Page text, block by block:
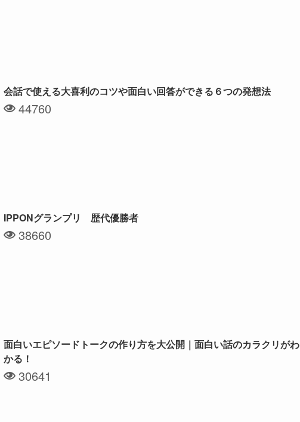
会話で使える大喜利のコツや面白い回答ができる６つの発想法
44760
IPPONグランプリ 歴代優勝者
38660
面白いエピソードトークの作り方を大公開｜面白い話のカラクリがわ
かる！
30641